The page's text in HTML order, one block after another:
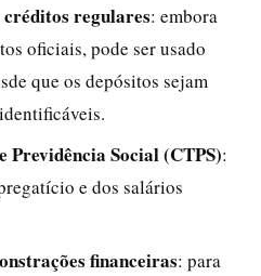
regulares: embora
oficiais, pode ser usado
que os depósitos sejam
Social (CTPS):
e dos salários
financeiras: para